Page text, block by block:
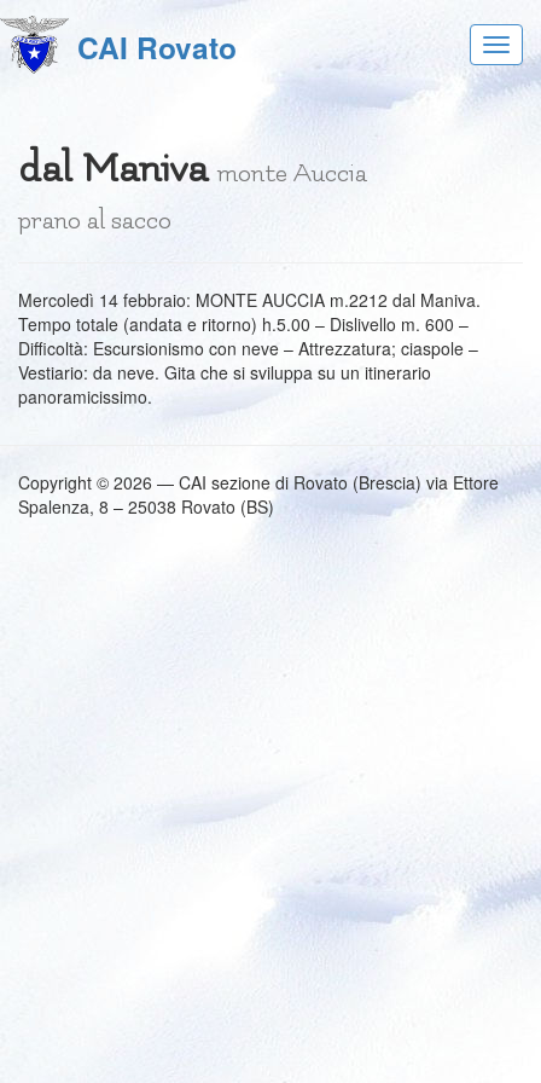
al
menu
CAI Rovato
dal Manivamonte Auccia
prano al sacco
Mercoledì 14 febbraio: MONTE AUCCIA m.2212 dal Maniva.
Tempo totale (andata e ritorno) h.5.00 – Dislivello m. 600 –
Difficoltà: Escursionismo con neve – Attrezzatura; ciaspole –
Vestiario: da neve. Gita che si sviluppa su un itinerario
panoramicissimo.
Copyright © 2026 — CAI sezione di Rovato (Brescia) via Ettore
Spalenza, 8 – 25038 Rovato (BS)